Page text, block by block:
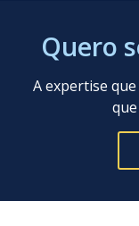
Quero
A expertise